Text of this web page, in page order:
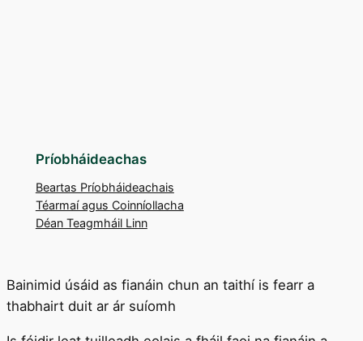
Príobháideachas
Beartas Príobháideachais
Téarmaí agus Coinníollacha
Déan Teagmháil Linn
Bainimid úsáid as fianáin chun an taithí is fearr a
thabhairt duit ar ár suíomh